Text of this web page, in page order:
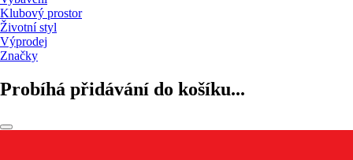
Klubový prostor
Životní styl
Výprodej
Značky
Probíhá přidávání do košíku...